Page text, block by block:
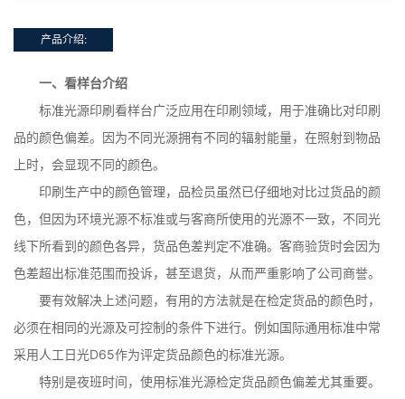
产品介绍:
一、看样台介绍
标准光源印刷看样台广泛应用在印刷领域，用于准确比对印刷
品的颜色偏差。因为不同光源拥有不同的辐射能量，在照射到物品
上时，会显现不同的颜色。
印刷生产中的颜色管理，品检员虽然已仔细地对比过货品的颜
色，但因为环境光源不标准或与客商所使用的光源不一致，不同光
线下所看到的颜色各异，货品色差判定不准确。客商验货时会因为
色差超出标准范围而投诉，甚至退货，从而严重影响了公司商誉。
要有效解决上述问题，有用的方法就是在检定货品的颜色时，
必须在相同的光源及可控制的条件下进行。例如国际通用标准中常
采用人工日光D65作为评定货品颜色的标准光源。
特别是夜班时间，使用标准光源检定货品颜色偏差尤其重要。